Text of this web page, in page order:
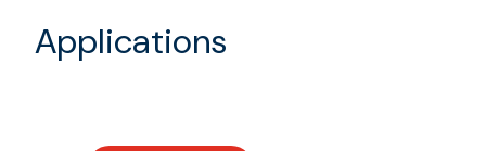
Applications